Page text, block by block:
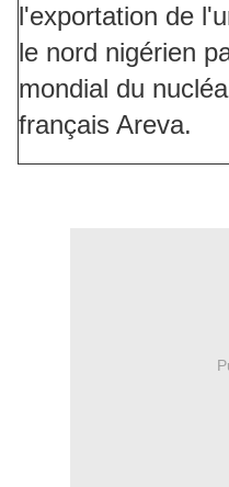
l'exportation de
le nord nigérien
mondial du
français Areva.